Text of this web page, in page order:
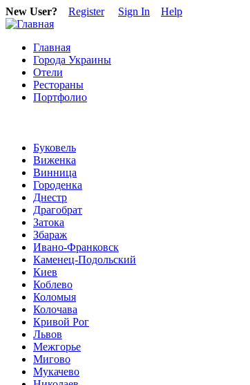
New User? Register Sign In Help
Главная
Города Украины
Отели
Рестораны
Портфолио
Буковель
Виженка
Винница
Городенка
Днестр
Драгобрат
Затока
Збараж
Ивано-Франковск
Каменец-Подольский
Киев
Коблево
Коломыя
Колочава
Кривой Рог
Львов
Межгорье
Мигово
Мукачево